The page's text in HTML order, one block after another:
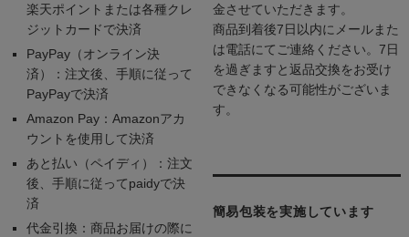
楽天ポイントまたは各種クレ
ジットカードで決済
PayPay（オンライン決
済）：注文後、手順に従って
PayPayで決済
Amazon Pay：Amazonアカ
ウントを使用して決済
あと払い（ペイディ）：注文
後、手順に従ってpaidyで決
済
代金引換：商品お届けの際に
金させていただきます。
商品到着後7日以内にメールまた
は電話にてご連絡ください。7日
を過ぎますと返品交換をお受け
できなくなる可能性がございま
す。
簡易包装を実施しています